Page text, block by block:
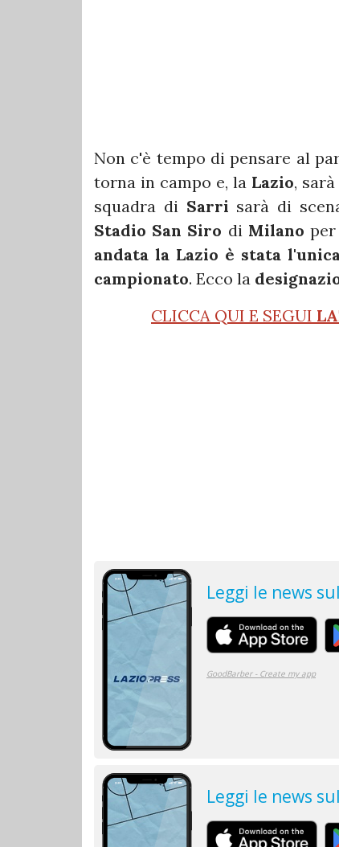
Non c'è tempo di pensare al
torna in campo e, la Lazio,
squadra di Sarri sarà di
Stadio San Siro di Milano
andata la Lazio è stata
campionato. Ecco la
CLICCA QUI E SEGUI